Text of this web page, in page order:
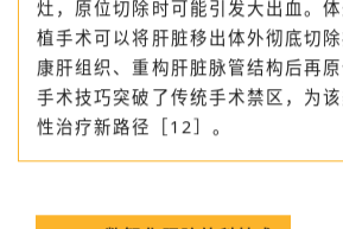
2.2.6 体外肝切除手术 针
除的、侵犯肝静脉和下腔静脉等关
灶，原位切除时可能引发大出血。
植手术可以将肝脏移出体外彻底切
康肝组织、重构肝脏脉管结构后再原
手术技巧突破了传统手术禁区，为